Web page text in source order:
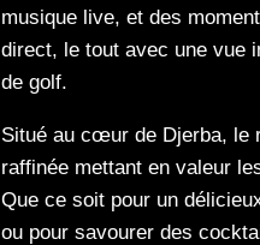
musique live, et des
direct, le tout avec une vue
de golf.
Situé au cœur de Djerba, le
raffinée mettant en valeur
Que ce soit pour un
ou pour savourer des